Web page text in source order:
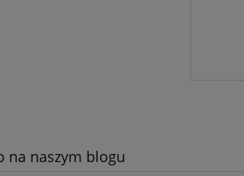
na naszym blogu